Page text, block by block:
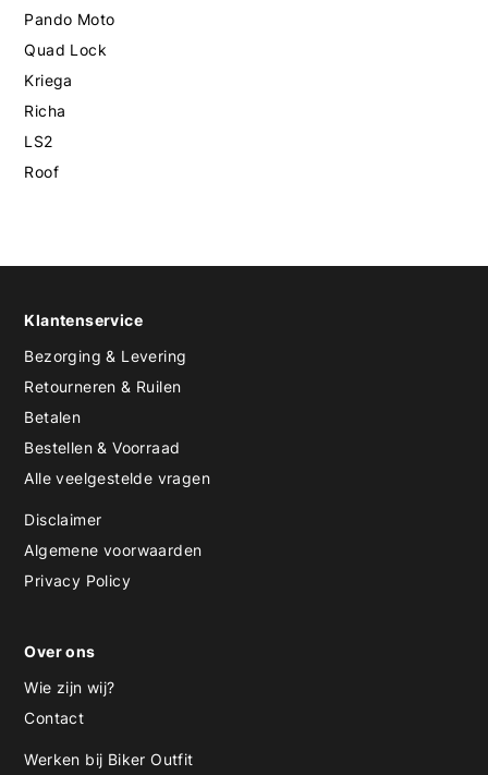
Pando Moto
Quad Lock
Kriega
Richa
LS2
Roof
Klantenservice
Bezorging & Levering
Retourneren & Ruilen
Betalen
Bestellen & Voorraad
Alle veelgestelde vragen
Disclaimer
Algemene voorwaarden
Privacy Policy
Over ons
Wie zijn wij?
Contact
Werken bij Biker Outfit